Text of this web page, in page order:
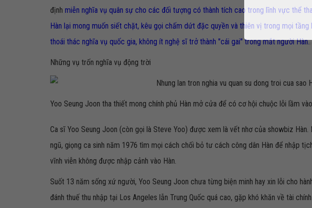
định miễn nghĩa vụ quân sự cho các đối tượng có thành tích cao trong lĩnh vực thể
Hàn lại mong muốn siết chặt, kêu gọi chấm dứt đặc quyền và thiên vị trong mọi tầng
thoái thác nghĩa vụ quốc gia, không ít nghệ sĩ trở thành "cái gai" trong mắt người Hàn.
Những vụ trốn nghĩa vụ động trời
Yoo Seung Joon tha thiết mong chính phủ Hàn mở cửa để có cơ hội chuộc lỗi lầm
Ca sĩ Yoo Seung Joon (còn gọi là Steve Yoo) được xem là vết nhơ của showbiz Hàn.
ngũ, giọng ca sinh năm 1976 tìm mọi cách chối bỏ tư cách công dân Hàn để nhập
vĩnh viễn không được nhập cảnh vào Hàn.
Suốt 13 năm sống xứ người, Yoo Seung Joon chưa từng biện minh hay xin lỗi cho
đánh thuế thu nhập tại Los Angeles lẫn Trung Quốc quá cao, gặp khó khăn về tài